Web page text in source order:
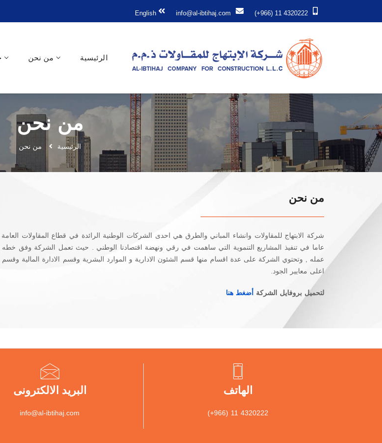
(+966) 11 4320222
info@al-ibtihaj.com
الرئيسية من نحن
من نحن
الرئيسية من نحن
من نحن
عاما في تنفيذ المشاريع التنموية التي ساهمت في رقي ونهضة اقتصادنا الوطني . حيث تعمل الشركة وفق
عمله , وتحتوي الشركة على عدة اقسام منها قسم الشئون الادارية و الموارد البشرية وقسم الادارة المالية وقسم
اعلى معايير الجود.
لتحميل بروفايل الشركة أضغط هنا
الهاتف
(+966) 11 4320222
البريد الالكترونى
info@al-ibtihaj.com